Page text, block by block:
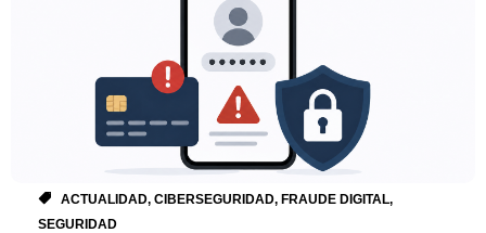
ACTUALIDAD, CIBERSEGURIDAD, FRAUDE DIGITAL,
SEGURIDAD